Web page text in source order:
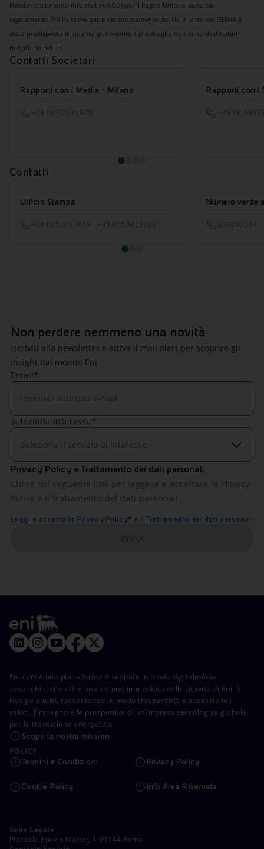
Nessun documento informativo (KID) per il Regno Unito ai sensi del
regolamento PRIIPs come parte dell’ordinamento del UK in virtù dell'EUWA è
stato predisposto in quanto gli investitori al dettaglio non sono destinatari
dell’offerta nel UK.
Contatti Societari
Rapporti con i Media - Milano
+39 02 52031875
Rapporti con i
+39 06
Contatti
Ufficio Stampa
+39.0252031875 - +39.0659822030
Numero verde
800940924
Non perdere nemmeno una novità
Iscriviti alla newsletter e attiva il mail alert per scoprire gli
insight dal mondo Eni.
Email*
Seleziona interesse*
Seleziona il servizio di interesse
Privacy Policy e Trattamento dei dati personali
Clicca sul seguente link per leggere e accettare la Privacy
Policy e il trattamento dei dati personali
Leggi e accetta la Privacy Policy* e il Trattamento dei dati personali
Eni.com è una piattaforma disegnata in modo digitalmente
sostenibile che offre una visione immediata delle attività di Eni. Si
rivolge a tutti, raccontando in modo trasparente e accessibile i
valori, l’impegno e le prospettive di un’impresa tecnologica globale
per la transizione energetica.
Scopri la nostra mission
POLICY
Termini e Condizioni Privacy Policy
Cookie Policy Info Area Riservata
Sede Legale
Piazzale Enrico Mattei, 1 00144 Roma